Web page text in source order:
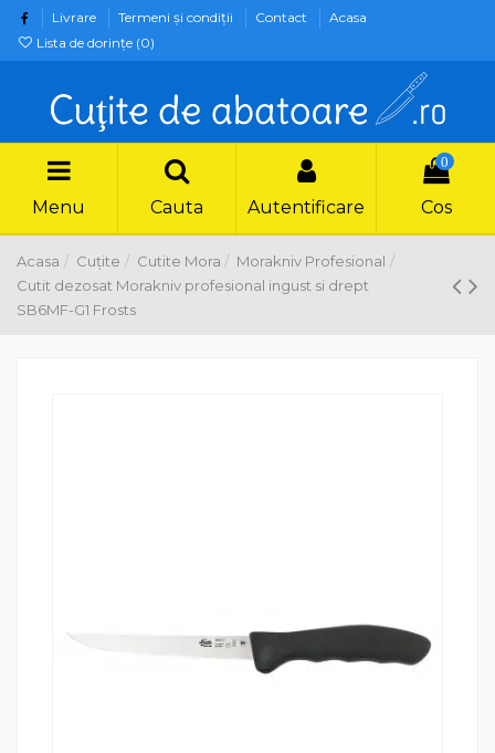
Livrare Termeni şi condiţii Contact
Acasa
Lista de dorințe (0)
Menu Cauta Autentificare
0
Cos
Acasa Cuțite Cutite Mora
Morakniv Profesional
Cutit dezosat Morakniv profesional ingust si drept
SB6MF-G1 Frosts